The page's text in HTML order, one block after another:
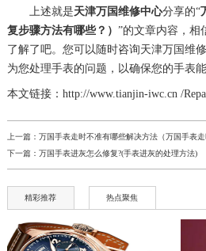
上述就是天津万国维修中心分享的“
复步骤方法有哪些？） ”的文章内容，相
了解了吧。您可以随时咨询天津万国维
为您处理手表的问题，以确保您的手表能
本文链接：http://www.tianjin-iwc.cn /
上一篇： 万国手表走时不准有哪些解决方法（万国手表走
下一篇： 万国手表进灰怎么修复?(手表进灰的处理方法)
精彩推荐 热点聚焦